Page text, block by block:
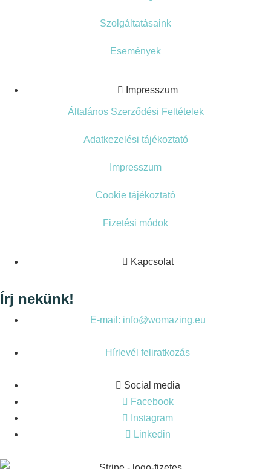
Szolgáltatásaink
Események
Impresszum
Általános Szerződési Feltételek
Adatkezelési tájékoztató
Impresszum
Cookie tájékoztató
Fizetési módok
Kapcsolat
Írj nekünk!
E-mail: info@womazing.eu
Hírlevél feliratkozás
Social media
Facebook
Instagram
Linkedin